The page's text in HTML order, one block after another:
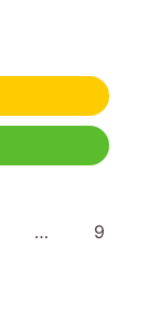
… 9